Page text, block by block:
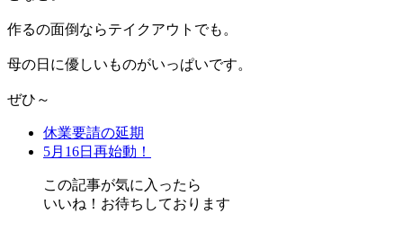
作るの面倒ならテイクアウトでも。
母の日に優しいものがいっぱいです。
ぜひ～
休業要請の延期
5月16日再始動！
この記事が気に入ったら
いいね！お待ちしております